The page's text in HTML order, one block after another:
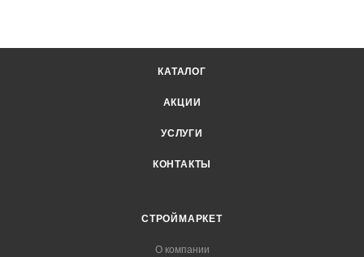
КАТАЛОГ
АКЦИИ
УСЛУГИ
КОНТАКТЫ
СТРОЙМАРКЕТ
О компании